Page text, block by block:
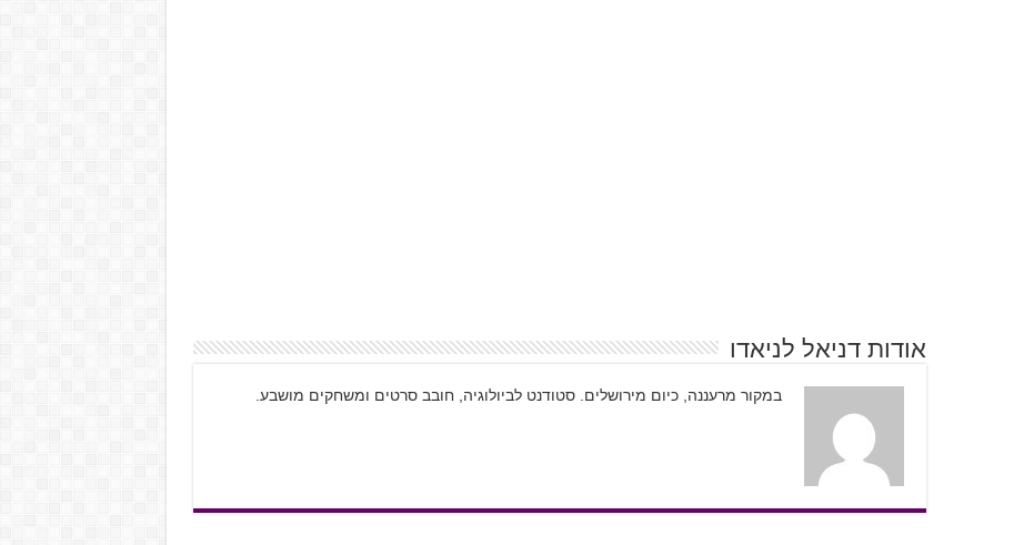
אודות דניאל לניאדו
במקור מרעננה, כיום מירושלים. סטודנט לביולוגיה, חובב סרטים ומשחקים מושבע.